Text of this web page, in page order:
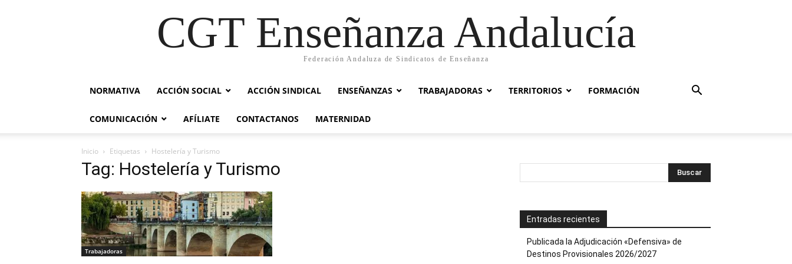
CGT Enseñanza Andalucía
Federación Andaluza de Sindicatos de Enseñanza
NORMATIVA ACCIÓN SOCIAL ACCIÓN SINDICAL ENSEÑANZAS TRABAJADORAS TERRITORIOS FORMACIÓN
COMUNICACIÓN AFÍLIATE CONTACTANOS MATERNIDAD
Inicio Etiquetas Hostelería y Turismo
Tag: Hostelería y Turismo
Trabajadoras
Entradas recientes
Publicada la Adjudicación «Defensiva» de
Destinos Provisionales 2026/2027